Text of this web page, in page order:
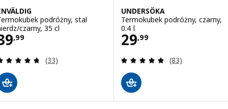
podróżny, stal
czarny, 35 cl
,99 39,99
Recenzja: 4.7 z 5 gwiazdki. Łączna liczba recenzji:
(33)
UNDERSÖKA
Termokubek podróżny, czarny,
0.4 l
29,99
Cena 29,99
Recenzja: 4.8
(83)